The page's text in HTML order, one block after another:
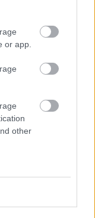
or app.
other
Ass, a
jelent meg
Az
amelyben
képest
ajánlott az
a világvége
hogy